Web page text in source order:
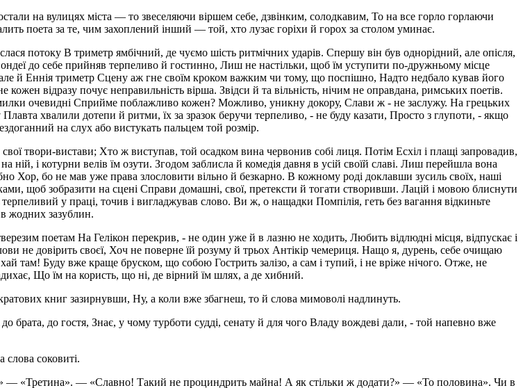
на вулицях міста — то звеселяючи віршем себе, дзвінким, солодкавим, То на все горло горлаючи
поета за те, чим захоплений інший — той, хто лузає горіхи й горох за столом уминає.
потоку В триметр ямбічний, де чуємо шість ритмічних ударів. Спершу він був однорідний, але опісля,
до себе прийняв терпеливо й гостинно, Лиш не настільки, щоб їм уступити по-дружньому місце
й Еннія триметр Сцену аж гне своїм кроком важким чи тому, що поспішно, Надто недбало кував його
відразу почує неправильність вірша. Звідси й та вільність, нічим не оправдана, римських поетів.
очевидні Сприйме поблажливо кожен? Можливо, уникну докору, Слави ж - не заслужу. На грецьких
хвалили дотепи й ритми, їх за зразок беручи терпеливо, - не буду казати, Просто з глупоти, - якщо
на слух або вистукать пальцем той розмір.
твори-вистави; Хто ж виступав, той осадком вина червонив собі лиця. Потім Есхіл і плащі запровадив,
і котурни велів їм озути. Згодом заблисла й комедія давня в усій своїй славі. Лиш перейшла вона
Хор, бо не мав уже права злословити вільно й безкарно. В кожному роді доклавши зусиль своїх, наші
щоб зобразити на сцені Справи домашні, свої, претексти й тогати створивши. Лацій і мовою блиснути
у праці, точив і вигладжував слово. Ви ж, о нащадки Помпілія, геть без вагання відкиньте
жодних зазублин.
поетам На Гелікон перекрив, - не один уже й в лазню не ходить, Любить відлюдні місця, відпускає і
не довірить своєї, Хоч не поверне їй розуму й трьох Антікір чемериця. Нащо я, дурень, себе очищаю
там! Буду вже краще бруском, що собою Гострить залізо, а сам і тупий, і не вріже нічого. Отже, не
Що їм на користь, що ні, де вірний їм шлях, а де хибний.
книг зазирнувши, Ну, а коли вже збагнеш, то й слова мимоволі надлинуть.
брата, до гостя, Знає, у чому турботи судді, сенату й для чого Владу вождеві дали, - той напевно вже
слова соковиті.
— «Третина». — «Славно! Такий не проциндрить майна! А як стільки ж додати?» — «То половина». Чи в